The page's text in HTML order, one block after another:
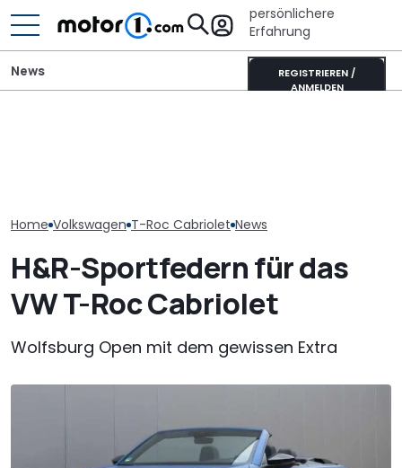
persönlichere
Erfahrung
REGISTRIEREN /
ANMELDEN
News
Home Volkswagen T-Roc Cabriolet News
H&R-Sportfedern für das
VW T-Roc Cabriolet
Wolfsburg Open mit dem gewissen Extra